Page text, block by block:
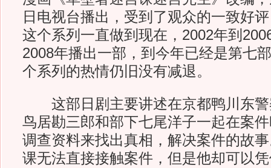
日电视台播出，受到了观众的一致好
这个系列一直做到现在，2002年到
2008年播出一部，到今年已经是第七
个系列的热情仍旧没有减退。
这部日剧主要讲述在京都鸭川东警
鸟居勘三郎和部下七尾洋子一起在案
调查资料来找出真相，解决案件的故
课无法直接接触案件，但是他却可以